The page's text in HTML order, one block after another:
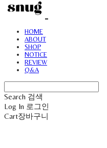
HOME
ABOUT
SHOP
NOTICE
REVIEW
Q&A
Search 검색
Log In 로그인
Cart장바구니